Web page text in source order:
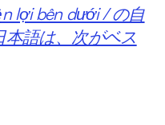
lợi bên dưới / の自
語は、次がベス